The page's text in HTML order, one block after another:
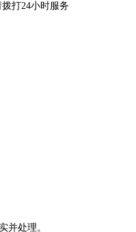
打24小时服务
并处理。